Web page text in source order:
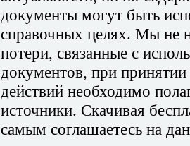
документы могут быть
справочных целях. Мы не
потери, связанные с
документов, при
действий необходимо
источники. Скачивая
самым соглашаетесь на